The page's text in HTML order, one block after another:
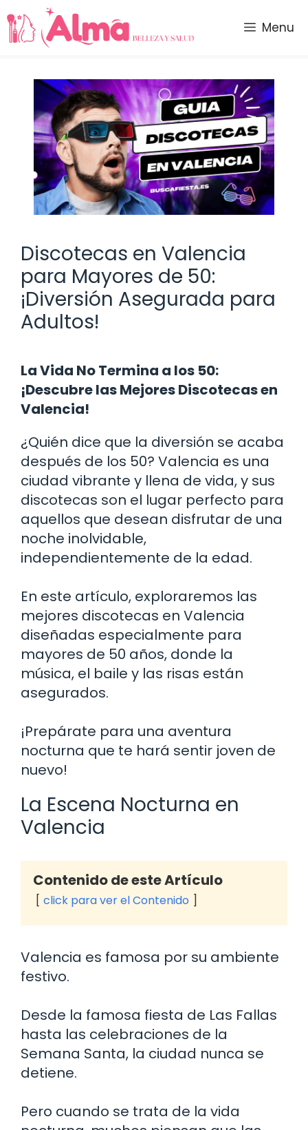
Saltar
al
contenido
Menu
Discotecas en Valencia
para Mayores de 50:
¡Diversión Asegurada para
Adultos!
La Vida No Termina a los 50:
¡Descubre las Mejores Discotecas en
Valencia!
¿Quién dice que la diversión se acaba
después de los 50? Valencia es una
ciudad vibrante y llena de vida, y sus
discotecas son el lugar perfecto para
aquellos que desean disfrutar de una
noche inolvidable,
independientemente de la edad.
En este artículo, exploraremos las
mejores discotecas en Valencia
diseñadas especialmente para
mayores de 50 años, donde la
música, el baile y las risas están
asegurados.
¡Prepárate para una aventura
nocturna que te hará sentir joven de
nuevo!
La Escena Nocturna en
Valencia
Contenido de este Artículo
click para ver el Contenido
Valencia es famosa por su ambiente
festivo.
Desde la famosa fiesta de Las Fallas
hasta las celebraciones de la
Semana Santa, la ciudad nunca se
detiene.
Pero cuando se trata de la vida